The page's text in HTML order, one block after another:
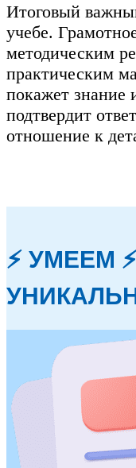
Итоговый
учебе.
методическим
практическим
покажет знание
подтвердит
отношение к
⚡ УМЕЕМ